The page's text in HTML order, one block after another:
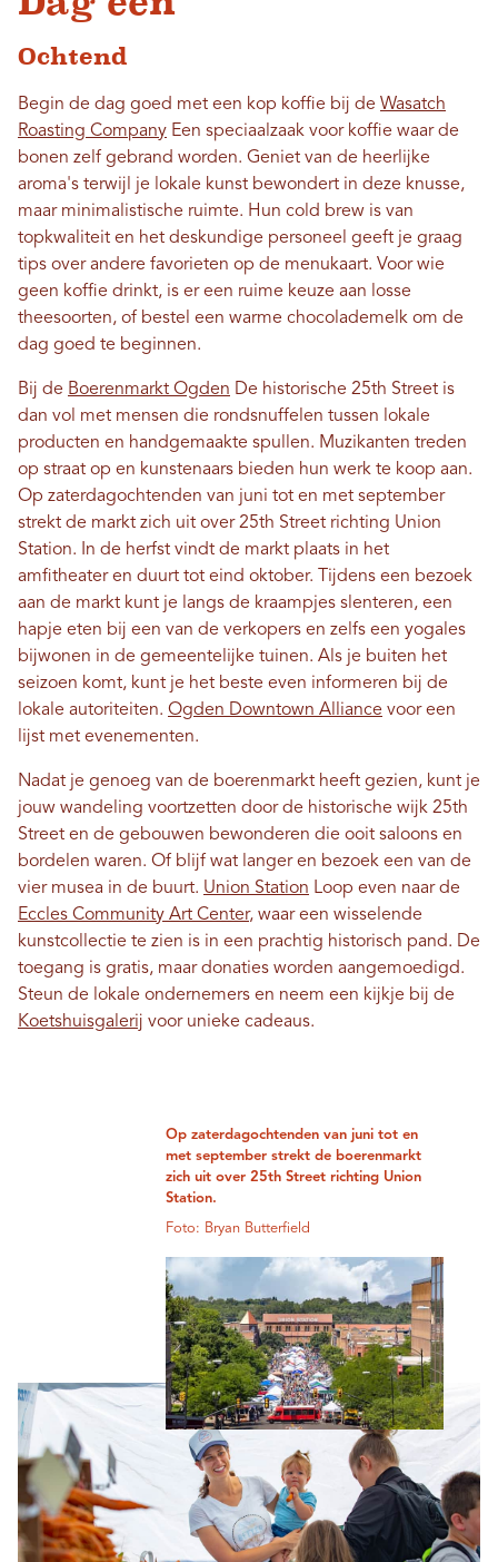
Ochtend
Begin de dag goed met een kop koffie bij de Wasatch
Roasting Company Een speciaalzaak voor koffie waar de
bonen zelf gebrand worden. Geniet van de heerlijke
aroma's terwijl je lokale kunst bewondert in deze knusse,
maar minimalistische ruimte. Hun cold brew is van
topkwaliteit en het deskundige personeel geeft je graag
tips over andere favorieten op de menukaart. Voor wie
geen koffie drinkt, is er een ruime keuze aan losse
theesoorten, of bestel een warme chocolademelk om de
dag goed te beginnen.
Bij de Boerenmarkt Ogden De historische 25th Street is
dan vol met mensen die rondsnuffelen tussen lokale
producten en handgemaakte spullen. Muzikanten treden
op straat op en kunstenaars bieden hun werk te koop aan.
Op zaterdagochtenden van juni tot en met september
strekt de markt zich uit over 25th Street richting Union
Station. In de herfst vindt de markt plaats in het
amfitheater en duurt tot eind oktober. Tijdens een bezoek
aan de markt kunt je langs de kraampjes slenteren, een
hapje eten bij een van de verkopers en zelfs een yogales
bijwonen in de gemeentelijke tuinen. Als je buiten het
seizoen komt, kunt je het beste even informeren bij de
lokale autoriteiten. Ogden Downtown Alliance voor een
lijst met evenementen.
Nadat je genoeg van de boerenmarkt heeft gezien, kunt je
jouw wandeling voortzetten door de historische wijk 25th
Street en de gebouwen bewonderen die ooit saloons en
bordelen waren. Of blijf wat langer en bezoek een van de
vier musea in de buurt. Union Station Loop even naar de
Eccles Community Art Center, waar een wisselende
kunstcollectie te zien is in een prachtig historisch pand. De
toegang is gratis, maar donaties worden aangemoedigd.
Steun de lokale ondernemers en neem een ​​kijkje bij de
Koetshuisgalerij voor unieke cadeaus.
Op zaterdagochtenden van juni tot en
met september strekt de boerenmarkt
zich uit over 25th Street richting Union
Station.
Foto: Bryan Butterfield